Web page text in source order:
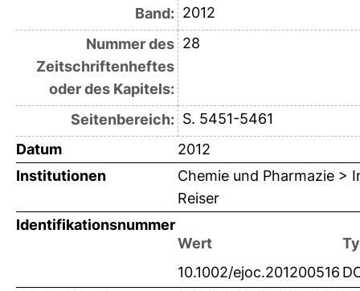
Band: 2012
Nummer des
Zeitschriftenheftes
oder des Kapitels:
28
Seitenbereich: S. 5451-5461
Datum
2012
Institutionen
Chemie und Pharmazie >
Reiser
Identifikationsnummer
Wert
10.1002/ejoc.201200516